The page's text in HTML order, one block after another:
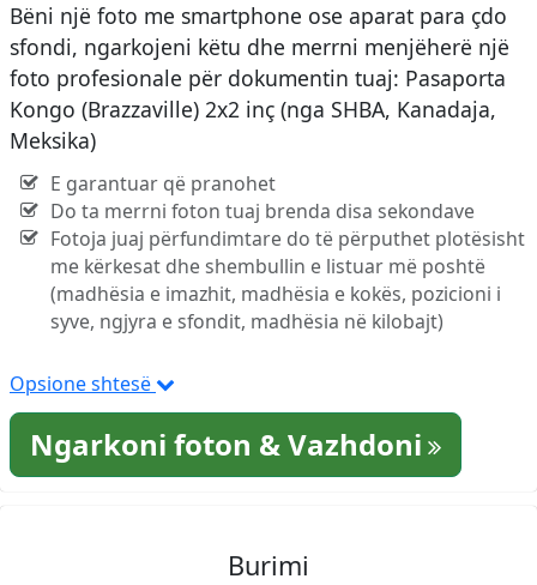
Bëni një foto me smartphone ose aparat para çdo
sfondi, ngarkojeni këtu dhe merrni menjëherë një
foto profesionale për dokumentin tuaj: Pasaporta
Kongo (Brazzaville) 2x2 inç (nga SHBA, Kanadaja,
Meksika)
E garantuar që pranohet
Do ta merrni foton tuaj brenda disa sekondave
Fotoja juaj përfundimtare do të përputhet plotësisht
me kërkesat dhe shembullin e listuar më poshtë
(madhësia e imazhit, madhësia e kokës, pozicioni i
syve, ngjyra e sfondit, madhësia në kilobajt)
Opsione shtesë
Ngarkoni foton & Vazhdoni
Burimi